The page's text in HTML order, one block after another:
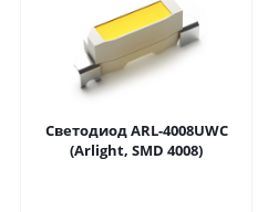
Светодиод ARL-4008UWC
(Arlight, SMD 4008)